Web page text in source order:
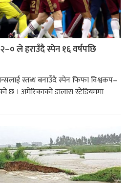
ले हराउँदै स्पेन १६ वर्षपछि
स्तब्ध बनाउँदै स्पेन फिफा विश्वकप–
छ । अमेरिकाको डालास स्टेडियममा